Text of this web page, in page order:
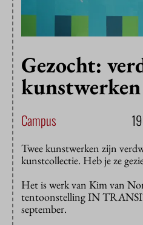
Gezocht:
kunstwerken
Campus
Twee kunstwerken zijn
kunstcollectie. Heb je ze
Het is werk van Kim van
tentoonstelling IN
september.